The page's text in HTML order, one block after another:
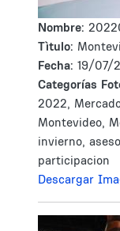
Nombre:
Tìtulo:
Fecha: 19/07/
Categorías
2022,
Montevideo,
invierno,
participacion
Descargar